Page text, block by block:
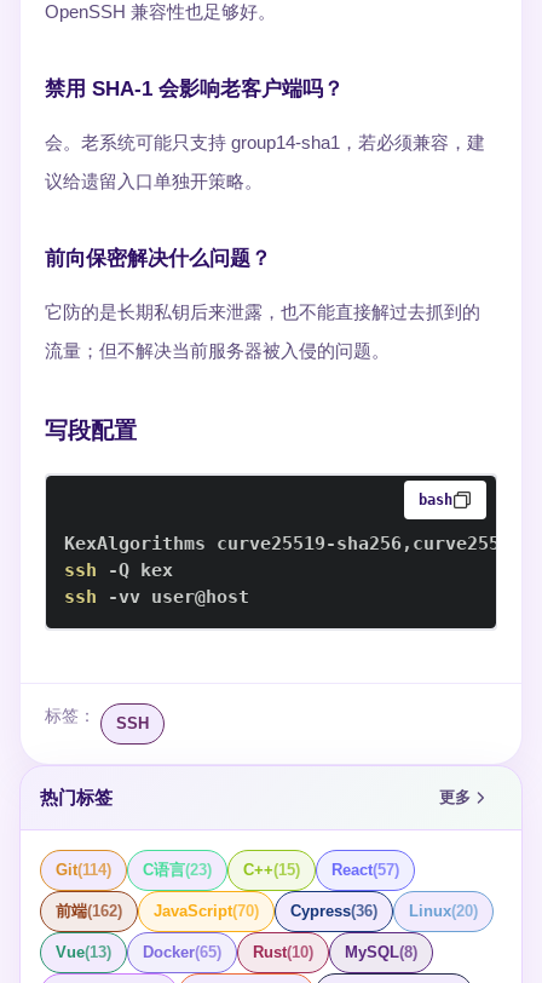
OpenSSH 兼容性也足够好。
禁用 SHA-1 会影响老客户端吗？
会。老系统可能只支持 group14-sha1，若必须兼容，建
议给遗留入口单独开策略。
前向保密解决什么问题？
它防的是长期私钥后来泄露，也不能直接解过去抓到的
流量；但不解决当前服务器被入侵的问题。
写段配置
bash
ssh
ssh -vv user@host
标签： SSH
热门标签 更多
Git(114) C语言(23) C++(15) React(57)
前端(162) JavaScript(70) Cypress(36) Linux(20)
Vue(13) Docker(65) Rust(10) MySQL(8)